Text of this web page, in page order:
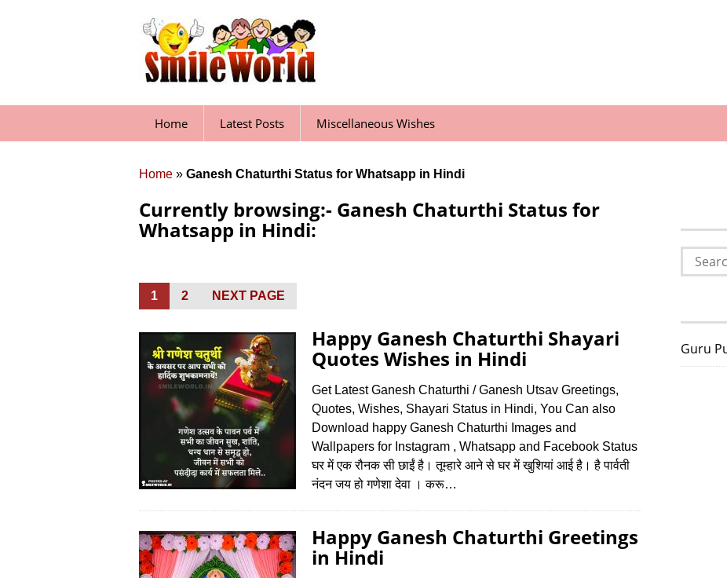
Home Latest Posts Miscellaneous Wishes
Home » Ganesh Chaturthi Status for Whatsapp in Hindi
Currently browsing:- Ganesh Chaturthi Status for
Whatsapp in Hindi:
Posts
pagination
PAGE
1 PAGE
2 NEXT PAGE
Happy Ganesh Chaturthi Shayari
Quotes Wishes in Hindi
Get Latest Ganesh Chaturthi / Ganesh Utsav Greetings,
Quotes, Wishes, Shayari Status in Hindi, You Can also
Download happy Ganesh Chaturthi Images and
Wallpapers for Instagram , Whatsapp and Facebook Status
घर में एक रौनक सी छाईं है। तूम्हारे आने से घर में खुशियां आई है। है पार्वती
नंदन जय हो गणेशा देवा । करू…
Happy Ganesh Chaturthi Greetings
in Hindi
Search
for:
Guru